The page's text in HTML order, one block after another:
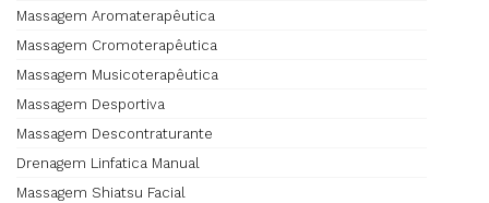
Massagem Aromaterapêutica
Massagem Cromoterapêutica
Massagem Musicoterapêutica
Massagem Desportiva
Massagem Descontraturante
Drenagem Linfatica Manual
Massagem Shiatsu Facial